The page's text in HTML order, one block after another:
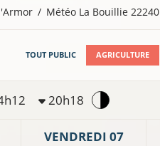
Météo La Bouillie 22240
TOUT PUBLIC AGRICULTURE
20h18
VENDREDI 07